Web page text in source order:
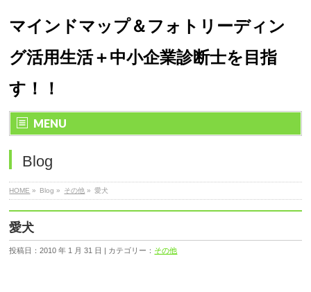
マインドマップ＆フォトリーディン
グ活用生活＋中小企業診断士を目指
す！！
MENU
Blog
HOME » Blog » その他 » 愛犬
愛犬
投稿日：2010 年 1 月 31 日 | カテゴリー： その他